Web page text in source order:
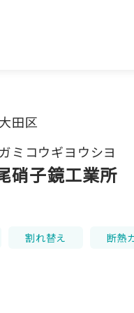
田区
ミコウギヨウシヨ
硝子鏡工業所
割れ替え 断熱